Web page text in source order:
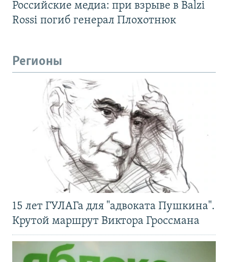
Российские медиа: при взрыве в Balzi
Rossi погиб генерал Плохотнюк
Регионы
15 лет ГУЛАГа для "адвоката Пушкина".
Крутой маршрут Виктора Гроссмана